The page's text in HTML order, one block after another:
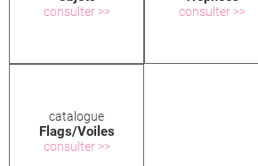
consulter >> consulter >>
catalogue
Flags/Voiles
consulter >>